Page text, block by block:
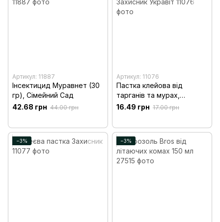
Артикул: 11887
Інсектицид Муравнет (30
гр), Сімейний Сад
42.68 грн 44.00 грн
Артикул: 11076
Пастка клейова від
тарганів та мурах,
Захисник Укравіт
16.49 грн 17.00 грн
−3% −3%